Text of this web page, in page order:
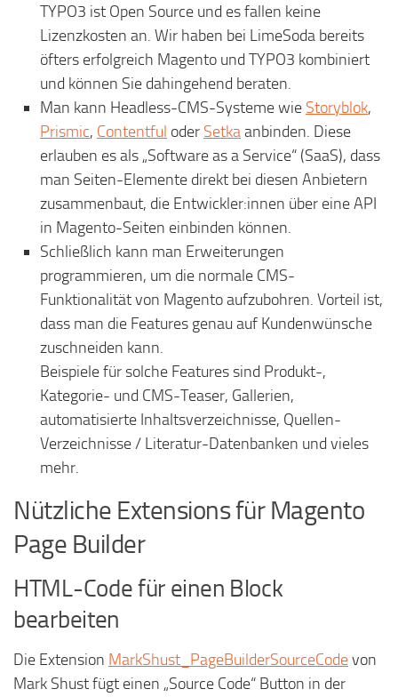
TYPO3 ist Open Source und es fallen keine
Lizenzkosten an. Wir haben bei LimeSoda bereits
öfters erfolgreich Magento und TYPO3 kombiniert
und können Sie dahingehend beraten.
Man kann Headless-CMS-Systeme wie Storyblok,
Prismic, Contentful oder Setkaanbinden. Diese
erlauben es als „Software as a Service“ (SaaS), dass
man Seiten-Elemente direkt bei diesen Anbietern
zusammenbaut, die Entwickler:innen über eine API
in Magento-Seiten einbinden können.
Schließlich kann man Erweiterungen
programmieren, um die normale CMS-
Funktionalität von Magento aufzubohren. Vorteil ist,
dass man die Features genau auf Kundenwünsche
zuschneiden kann.
Beispiele für solche Features sind Produkt-,
Kategorie- und CMS-Teaser, Gallerien,
automatisierte Inhaltsverzeichnisse, Quellen-
Verzeichnisse / Literatur-Datenbanken und vieles
mehr.
Nützliche Extensions für Magento
Page Builder
HTML-Code für einen Block
bearbeiten
Die Extension MarkShust_PageBuilderSourceCodevon
Mark Shust fügt einen „Source Code“ Button in der